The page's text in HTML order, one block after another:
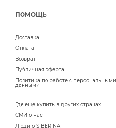
ПОМОЩЬ
Доставка
Оплата
Возврат
Публичная оферта
Политика по работе с персональными
данными
Где еще купить в других странах
СМИ о нас
Люди о SIBERINA